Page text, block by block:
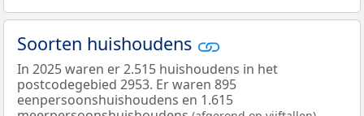
Soorten huishoudens
In 2025 waren er 2.515 huishoudens in het
postcodegebied 2953. Er waren 895
eenpersoonshuishoudens en 1.615